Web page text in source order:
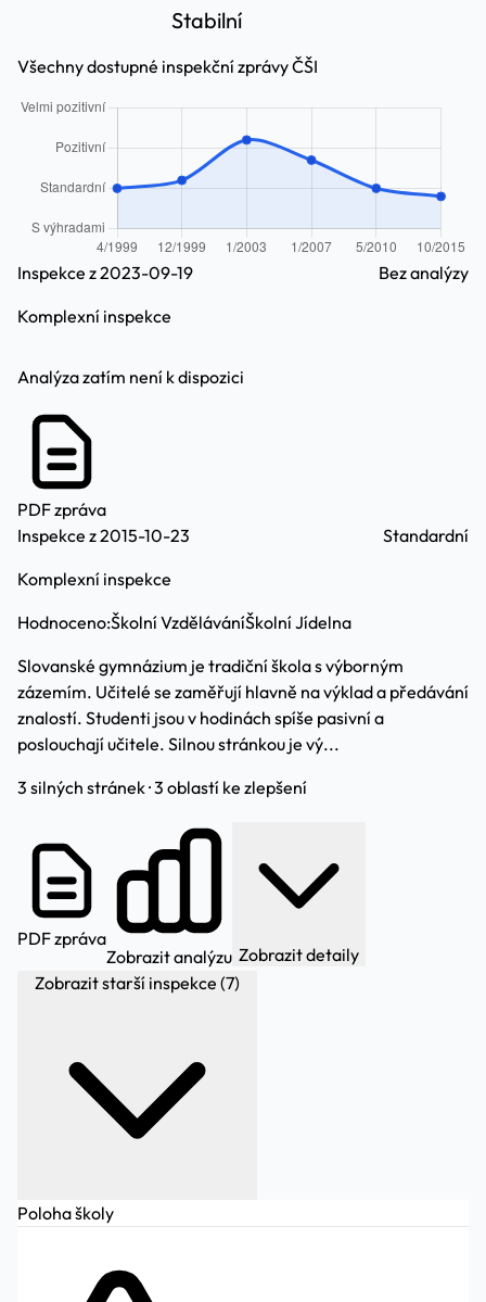
Stabilní
Všechny dostupné inspekční zprávy ČŠI
Inspekce z 2023-09-19
Komplexní inspekce
Bez analýzy
Analýza zatím není k dispozici
PDF zpráva
Inspekce z 2015-10-23
Komplexní inspekce
Standardní
Hodnoceno:Školní VzděláváníŠkolní Jídelna
Slovanské gymnázium je tradiční škola s výborným
zázemím. Učitelé se zaměřují hlavně na výklad a předávání
znalostí. Studenti jsou v hodinách spíše pasivní a
poslouchají učitele. Silnou stránkou je vý...
3 silných stránek · 3 oblastí ke zlepšení
PDF zpráva
Zobrazit analýzu Zobrazit detaily
Zobrazit starší inspekce (7)
Poloha školy